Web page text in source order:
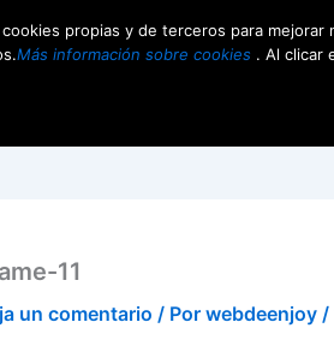
Competiciones
11
un comentario / Por webdeenjoy /
cookies propias y de terceros para
Más información sobre cookies. Al clicar